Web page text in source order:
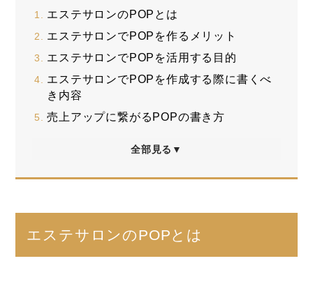
エステサロンのPOPとは
エステサロンでPOPを作るメリット
エステサロンでPOPを活用する目的
エステサロンでPOPを作成する際に書くべ
き内容
売上アップに繋がるPOPの書き方
全部見る▼
エステサロンのPOPとは